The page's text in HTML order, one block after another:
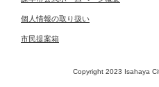
個人情報の取り扱い
市民提案箱
Copyright 2023 Isahaya